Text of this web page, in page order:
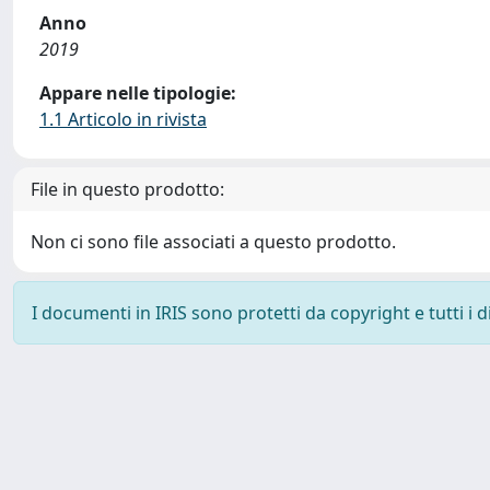
Anno
2019
Appare nelle tipologie:
1.1 Articolo in rivista
File in questo prodotto:
Non ci sono file associati a questo prodotto.
I documenti in IRIS sono protetti da copyright e tutti i